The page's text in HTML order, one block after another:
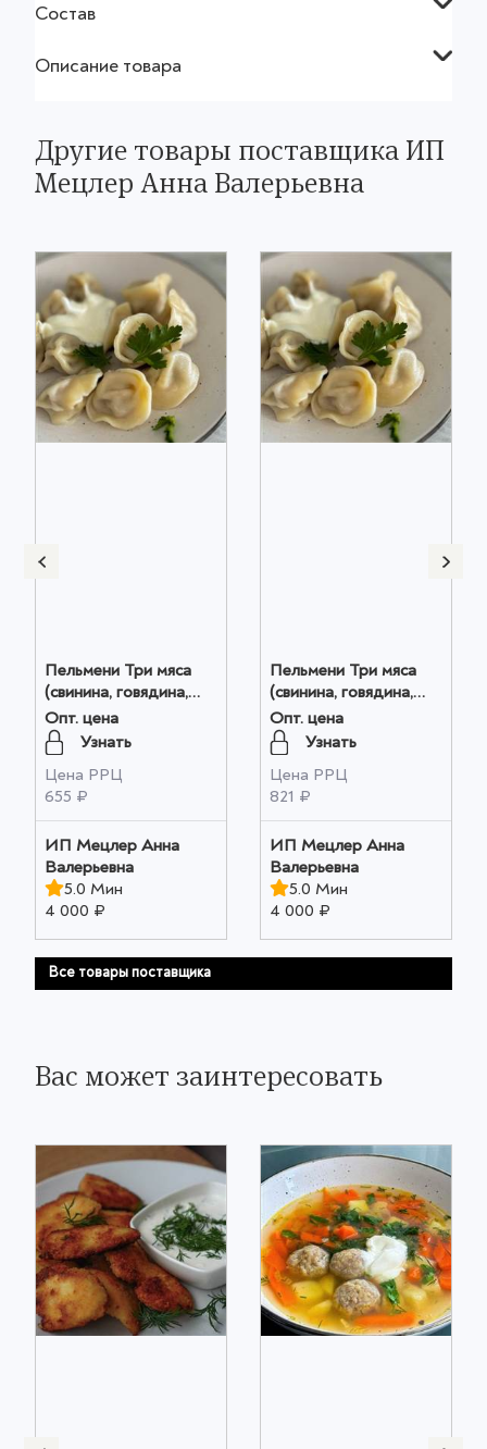
Состав
Описание товара
Другие товары поставщика ИП
Мецлер Анна Валерьевна
Пельмени Три мяса
(свинина, говядина,
баранина) 0.8 кг
оптом
Опт. цена
Узнать
Цена РРЦ
655 ₽
ИП Мецлер Анна
Валерьевна
5.0 Мин
4 000 ₽
Пельмени Три мяса
(свинина, говядина,
баранина) 1 кг оптом
Опт. цена
Узнать
Цена РРЦ
821 ₽
ИП Мецлер Анна
Валерьевна
5.0 Мин
4 000 ₽
Все товары поставщика
Вас может заинтересовать